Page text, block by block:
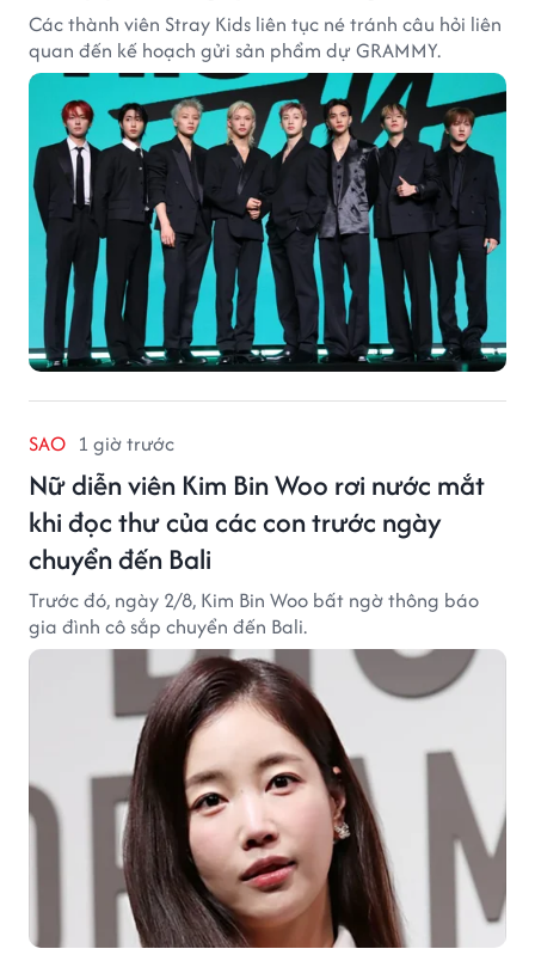
thứ tự ưu tiên của tuyển Indonesia.
ÂM NHẠC 1 giờ trước
Stray Kids giữ kín kế hoạch dự GRAMMY
sau quyết định gây chấn động của BTS
Các thành viên Stray Kids liên tục né tránh câu hỏi liên
quan đến kế hoạch gửi sản phẩm dự GRAMMY.
SAO 1 giờ trước